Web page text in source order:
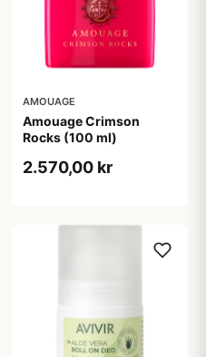
AMOUAGE
Amouage Crimson
Rocks (100 ml)
2.570,00 kr